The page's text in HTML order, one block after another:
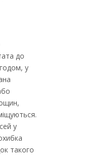
до
у
у
такого